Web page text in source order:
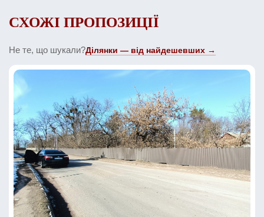
СХОЖІ ПРОПОЗИЦІЇ
Не те, що шукали?Ділянки — від найдешевших →